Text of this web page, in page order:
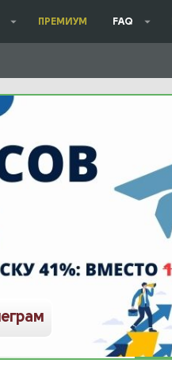
ПРЕМИУМ FAQ